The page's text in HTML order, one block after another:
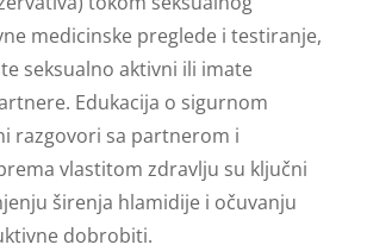
medicinske preglede i testiranje,
seksualno aktivni ili imate
Edukacija o sigurnom
razgovori sa partnerom i
vlastitom zdravlju su ključni
širenja hlamidije i očuvanju
dobrobiti.